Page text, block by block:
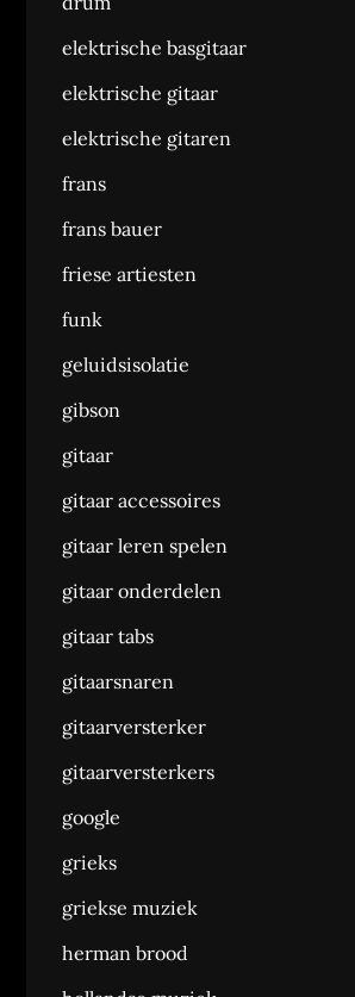
elektrische basgitaar
elektrische gitaar
elektrische gitaren
frans
frans bauer
friese artiesten
funk
geluidsisolatie
gibson
gitaar
gitaar accessoires
gitaar leren spelen
gitaar onderdelen
gitaar tabs
gitaarsnaren
gitaarversterker
gitaarversterkers
google
grieks
griekse muziek
herman brood